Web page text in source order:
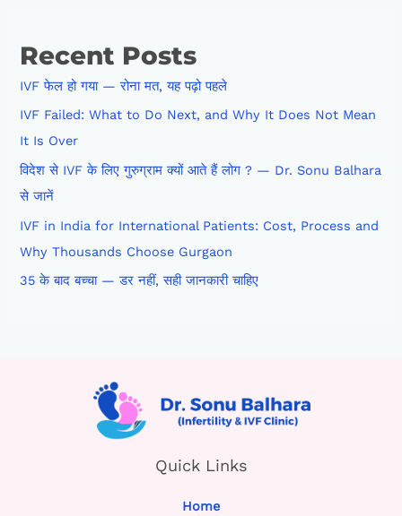
Recent Posts
IVF फेल हो गया — रोना मत, यह पढ़ो पहले
IVF Failed: What to Do Next, and Why It Does Not Mean
It Is Over
विदेश से IVF के लिए गुरुग्राम क्यों आते हैं लोग ? — Dr. Sonu Balhara
से जानें
IVF in India for International Patients: Cost, Process and
Why Thousands Choose Gurgaon
35 के बाद बच्चा — डर नहीं, सही जानकारी चाहिए
Quick Links
Home